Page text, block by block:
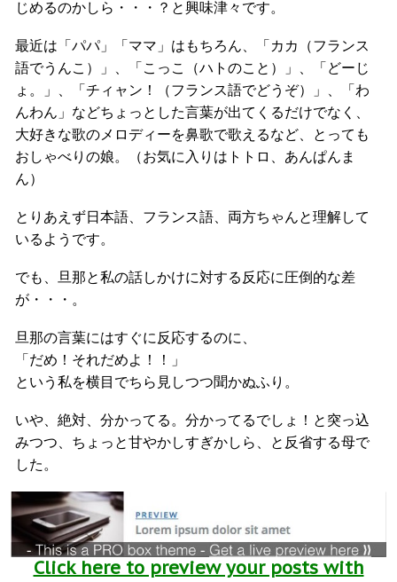
じめるのかしら・・・？と興味津々です。
最近は「パパ」「ママ」はもちろん、「カカ（フランス
語でうんこ）」、「こっこ（ハトのこと）」、「どーじ
ょ。」、「チィャン！（フランス語でどうぞ）」、「わ
んわん」などちょっとした言葉が出てくるだけでなく、
大好きな歌のメロディーを鼻歌で歌えるなど、とっても
おしゃべりの娘。（お気に入りはトトロ、あんぱんま
ん）
とりあえず日本語、フランス語、両方ちゃんと理解して
いるようです。
でも、旦那と私の話しかけに対する反応に圧倒的な差
が・・・。
旦那の言葉にはすぐに反応するのに、
「だめ！それだめよ！！」
という私を横目でちら見しつつ聞かぬふり。
いや、絶対、分かってる。分かってるでしょ！と突っ込
みつつ、ちょっと甘やかしすぎかしら、と反省する母で
した。
Click here to preview your posts with